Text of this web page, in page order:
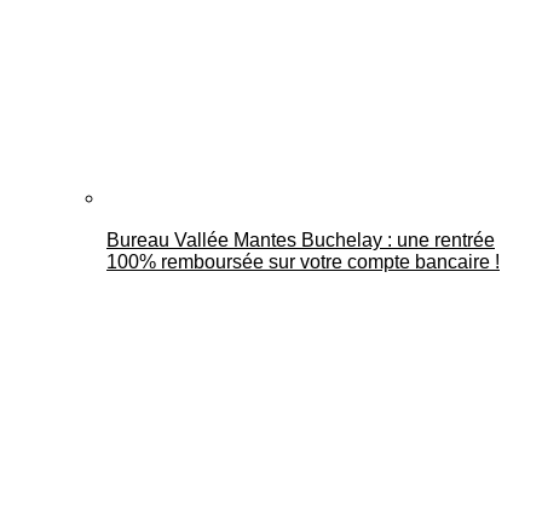
Bureau Vallée Mantes Buchelay : une rentrée
100% remboursée sur votre compte bancaire !